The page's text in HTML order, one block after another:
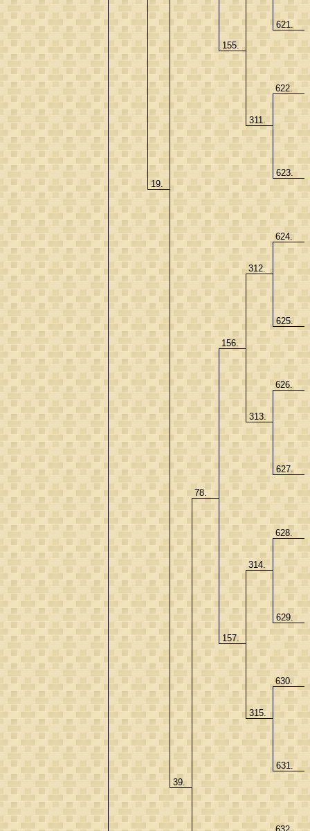
19.
155.
621.
311.
622.
623.
39.
78.
156.
312.
624.
625.
313.
626.
627.
157.
314.
628.
629.
315.
630.
631.